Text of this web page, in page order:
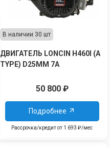
В наличии 30 шт
ДВИГАТЕЛЬ LONCIN H460I (A
TYPE) D25ММ 7А
50 800₽
Подробнее
Рассрочка/кредит от 1 693 ₽/мес